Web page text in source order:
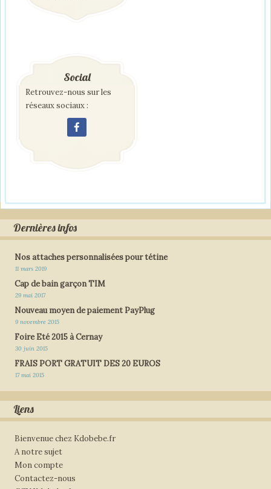
Social
Retrouvez-nous sur les
réseaux sociaux :
Dernières infos
Nos attaches personnalisées pour tétine
11 mars 2019
Cap de bain garçon TIM
29 mai 2017
Nouveau moyen de paiement PayPlug
9 novembre 2015
Foire Eté 2015 à Cernay
30 juin 2015
FRAIS PORT GRATUIT DES 20 EUROS
17 mai 2015
Liens
Bienvenue chez Kdobebe.fr
A notre sujet
Mon compte
Contactez-nous